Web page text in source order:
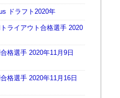
ドラフト2020年
ライアウト合格選手 2020
格選手 2020年11月9日
格選手 2020年11月16日